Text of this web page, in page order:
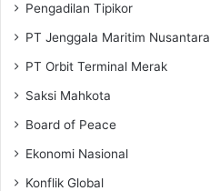
Pengadilan Tipikor
PT Jenggala Maritim Nusantara
PT Orbit Terminal Merak
Saksi Mahkota
Board of Peace
Ekonomi Nasional
Konflik Global